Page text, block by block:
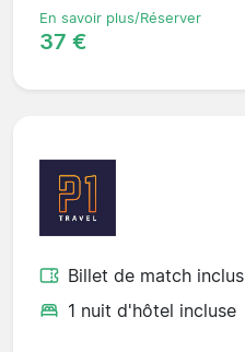
En savoir plus/Réserver
37 €
Billet de match inclus
1 nuit d'hôtel incluse